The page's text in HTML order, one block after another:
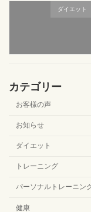
ダイエット
カテゴリー
お客様の声
お知らせ
ダイエット
トレーニング
パーソナルトレーニン
健康